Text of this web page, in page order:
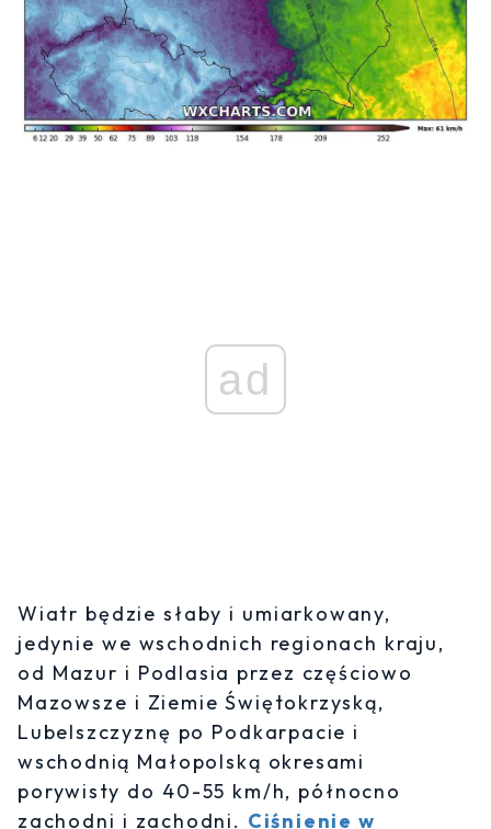
ad
Wiatr będzie słaby i umiarkowany,
jedynie we wschodnich regionach kraju,
od Mazur i Podlasia przez częściowo
Mazowsze i Ziemie Świętokrzyską,
Lubelszczyznę po Podkarpacie i
wschodnią Małopolską okresami
porywisty do 40-55 km/h, północno
zachodni i zachodni. Ciśnienie w